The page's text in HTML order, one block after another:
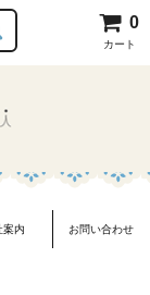
0
カート
案内 お問い合わせ